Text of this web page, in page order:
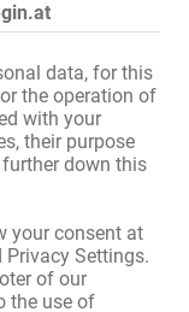
data, for this
the operation of
with your
their purpose
down this
your consent at
Privacy Settings.
of our
the use of
Schränke
,
Nutzung
und Essmöglichkeit
,Empfangs-Bereich
Haus,diskreter